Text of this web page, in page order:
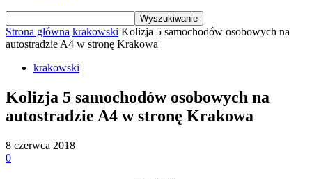
Strona główna krakowski Kolizja 5 samochodów osobowych na
autostradzie A4 w stronę Krakowa
krakowski
Kolizja 5 samochodów osobowych na
autostradzie A4 w stronę Krakowa
8 czerwca 2018
0